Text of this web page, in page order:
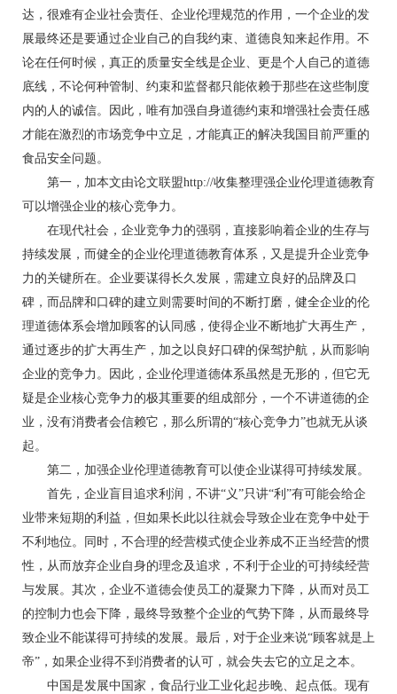
达，很难有企业社会责任、企业伦理规范的作用，一个企业的发
展最终还是要通过企业自己的自我约束、道德良知来起作用。不
论在任何时候，真正的质量安全线是企业、更是个人自己的道德
底线，不论何种管制、约束和监督都只能依赖于那些在这些制度
内的人的诚信。因此，唯有加强自身道德约束和增强社会责任感
才能在激烈的市场竞争中立足，才能真正的解决我国目前严重的
食品安全问题。
第一，加本文由论文联盟http://收集整理强企业伦理道德教育
可以增强企业的核心竞争力。
在现代社会，企业竞争力的强弱，直接影响着企业的生存与
持续发展，而健全的企业伦理道德教育体系，又是提升企业竞争
力的关键所在。企业要谋得长久发展，需建立良好的品牌及口
碑，而品牌和口碑的建立则需要时间的不断打磨，健全企业的伦
理道德体系会增加顾客的认同感，使得企业不断地扩大再生产，
通过逐步的扩大再生产，加之以良好口碑的保驾护航，从而影响
企业的竞争力。因此，企业伦理道德体系虽然是无形的，但它无
疑是企业核心竞争力的极其重要的组成部分，一个不讲道德的企
业，没有消费者会信赖它，那么所谓的“核心竞争力”也就无从谈
起。
第二，加强企业伦理道德教育可以使企业谋得可持续发展。
首先，企业盲目追求利润，不讲“义”只讲“利”有可能会给企
业带来短期的利益，但如果长此以往就会导致企业在竞争中处于
不利地位。同时，不合理的经营模式使企业养成不正当经营的惯
性，从而放弃企业自身的理念及追求，不利于企业的可持续经营
与发展。其次，企业不道德会使员工的凝聚力下降，从而对员工
的控制力也会下降，最终导致整个企业的气势下降，从而最终导
致企业不能谋得可持续的发展。最后，对于企业来说“顾客就是上
帝”，如果企业得不到消费者的认可，就会失去它的立足之本。
中国是发展中国家，食品行业工业化起步晚、起点低。现有